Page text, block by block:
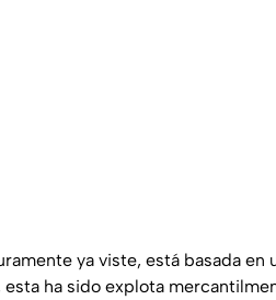
ya viste, está basada
ha sido explota